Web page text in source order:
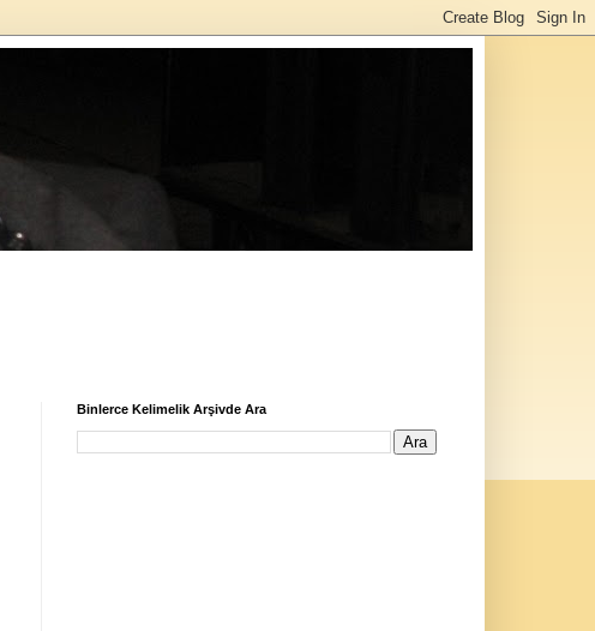
Binlerce Kelimelik Arşivde Ara